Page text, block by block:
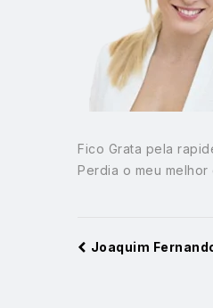
Fico Grata pela
Perdia o meu
Joaquim